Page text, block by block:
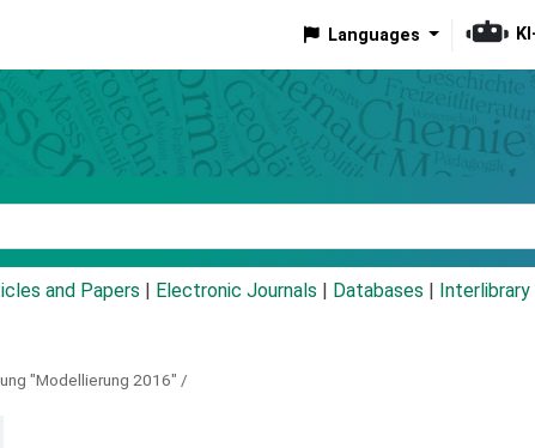
Languages
and Papers Electronic Journals Databases Interlibrary
"Modellierung 2016" /